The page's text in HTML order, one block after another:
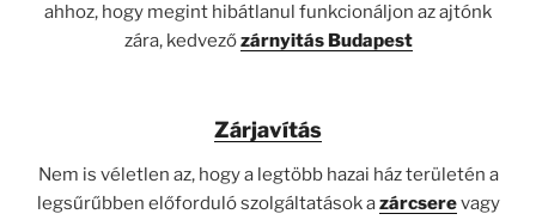
ahhoz, hogy megint hibátlanul funkcionáljon az ajtónk
zára, kedvezőzárnyitás Budapest
Zárjavítás
Nem is véletlen az, hogy a legtöbb hazai ház területén a
legsűrűbben előforduló szolgáltatások azárcserevagy